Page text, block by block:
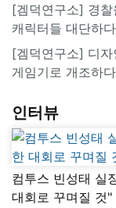
[겜덕연구소] 경
캐릭터들 대단하
[겜덕연구소] 디
게임기로 개조하
인터뷰
컴투스 빈성태 실
대회로 꾸며질 것"